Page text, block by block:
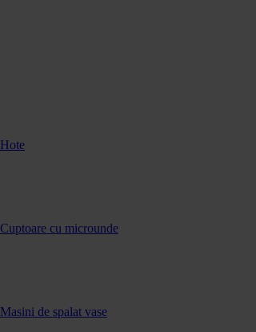
Hote
Cuptoare cu microunde
Masini de spalat vase